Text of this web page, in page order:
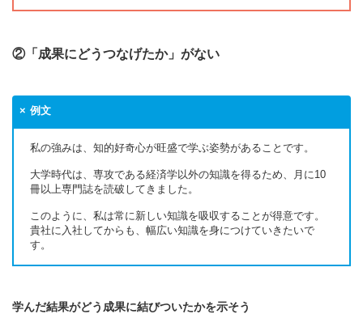
②「成果にどうつなげたか」がない
例文
私の強みは、知的好奇心が旺盛で学ぶ姿勢があることです。
大学時代は、専攻である経済学以外の知識を得るため、月に10
冊以上専門誌を読破してきました。
このように、私は常に新しい知識を吸収することが得意です。
貴社に入社してからも、幅広い知識を身につけていきたいで
す。
学んだ結果がどう成果に結びついたかを示そう